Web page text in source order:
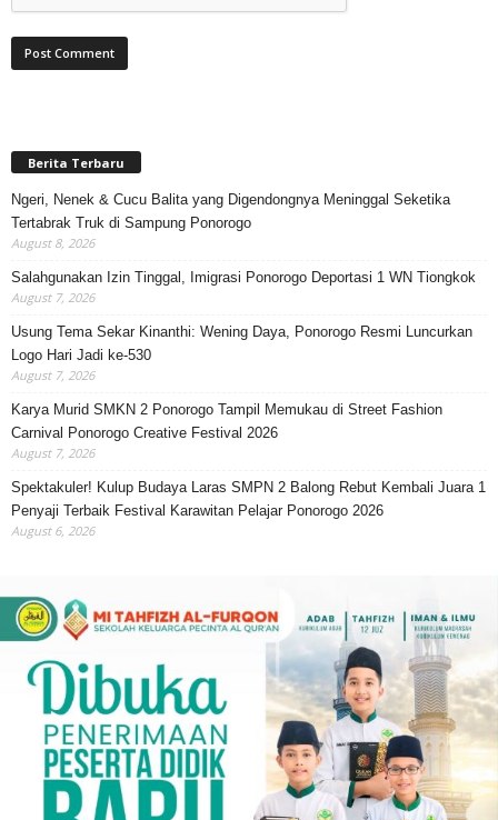
Berita Terbaru
Ngeri, Nenek & Cucu Balita yang Digendongnya Meninggal Seketika
Tertabrak Truk di Sampung Ponorogo
August 8, 2026
Salahgunakan Izin Tinggal, Imigrasi Ponorogo Deportasi 1 WN Tiongkok
August 7, 2026
Usung Tema Sekar Kinanthi: Wening Daya, Ponorogo Resmi Luncurkan
Logo Hari Jadi ke-530
August 7, 2026
Karya Murid SMKN 2 Ponorogo Tampil Memukau di Street Fashion
Carnival Ponorogo Creative Festival 2026
August 7, 2026
Spektakuler! Kulup Budaya Laras SMPN 2 Balong Rebut Kembali Juara 1
Penyaji Terbaik Festival Karawitan Pelajar Ponorogo 2026
August 6, 2026